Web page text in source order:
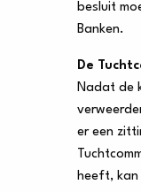
besluit
Banken.
De
Nadat de
er een
heeft, kan